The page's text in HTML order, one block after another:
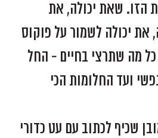
הזו. שאת יכולה, את
את יכולה לשמור על פוקוס
כל מה שתרצי בחיים - החל
ועד החלומות הכי
שכיף לכתוב עם עט כדורי